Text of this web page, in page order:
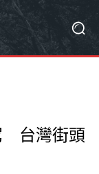
台灣街頭